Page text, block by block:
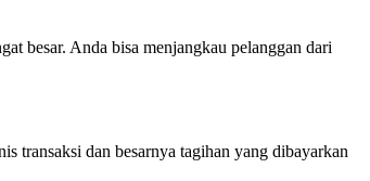
besar. Anda bisa menjangkau pelanggan dari
transaksi dan besarnya tagihan yang dibayarkan